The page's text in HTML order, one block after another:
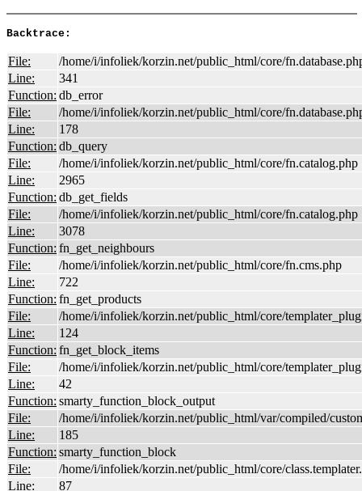
Backtrace:
File:
/home/i/infoliek/korzin.net/public_html/core/
Line:
341
Function: db_error
File:
/home/i/infoliek/korzin.net/public_html/core/
Line:
178
Function: db_query
File:
/home/i/infoliek/korzin.net/public_html/core/fn.catalog.php
Line:
2965
Function: db_get_fields
File:
/home/i/infoliek/korzin.net/public_html/core/fn.catalog.php
Line:
3078
Function: fn_get_neighbours
File:
/home/i/infoliek/korzin.net/public_html/core/fn.cms.php
Line:
722
Function: fn_get_products
File:
/home/i/infoliek/korzin.net/public_html/core/
Line:
124
Function: fn_get_block_items
File:
/home/i/infoliek/korzin.net/public_html/core/
Line:
42
Function: smarty_function_block_output
File:
/home/i/infoliek/korzin.net/public_html/var/compiled/
Line:
185
Function: smarty_function_block
File:
/home/i/infoliek/korzin.net/public_html/core/
Line:
87